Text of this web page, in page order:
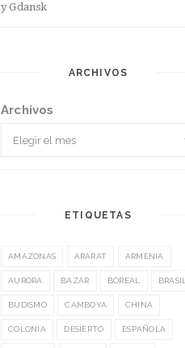
y Gdansk
ARCHIVOS
Archivos
ETIQUETAS
AMAZONAS ARARAT ARMENIA
AURORA BAZAR BOREAL BRASIL
BUDISMO CAMBOYA CHINA
COLONIA DESIERTO ESPAÑOLA